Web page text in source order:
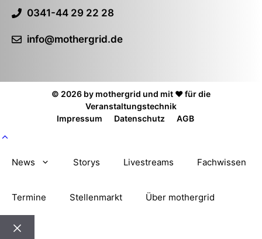
0341-44 29 22 28
info@mothergrid.de
© 2026 by mothergrid und mit ❤️ für die
Veranstaltungstechnik
Impressum
Datenschutz AGB
News Storys Livestreams Fachwissen
Termine Stellenmarkt Über mothergrid